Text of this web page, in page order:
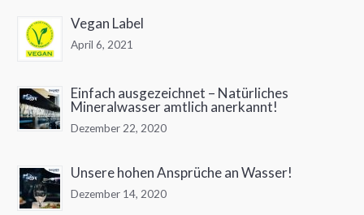
Vegan Label
April 6, 2021
Einfach ausgezeichnet – Natürliches
Mineralwasser amtlich anerkannt!
Dezember 22, 2020
Unsere hohen Ansprüche an Wasser!
Dezember 14, 2020